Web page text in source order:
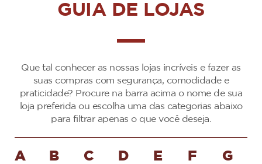
GUIA DE LOJAS
Que tal conhecer as nossas lojas incríveis e fazer as
suas compras com segurança, comodidade e
praticidade? Procure na barra acima o nome de sua
loja preferida ou escolha uma das categorias abaixo
para filtrar apenas o que você deseja.
A B C D E F G